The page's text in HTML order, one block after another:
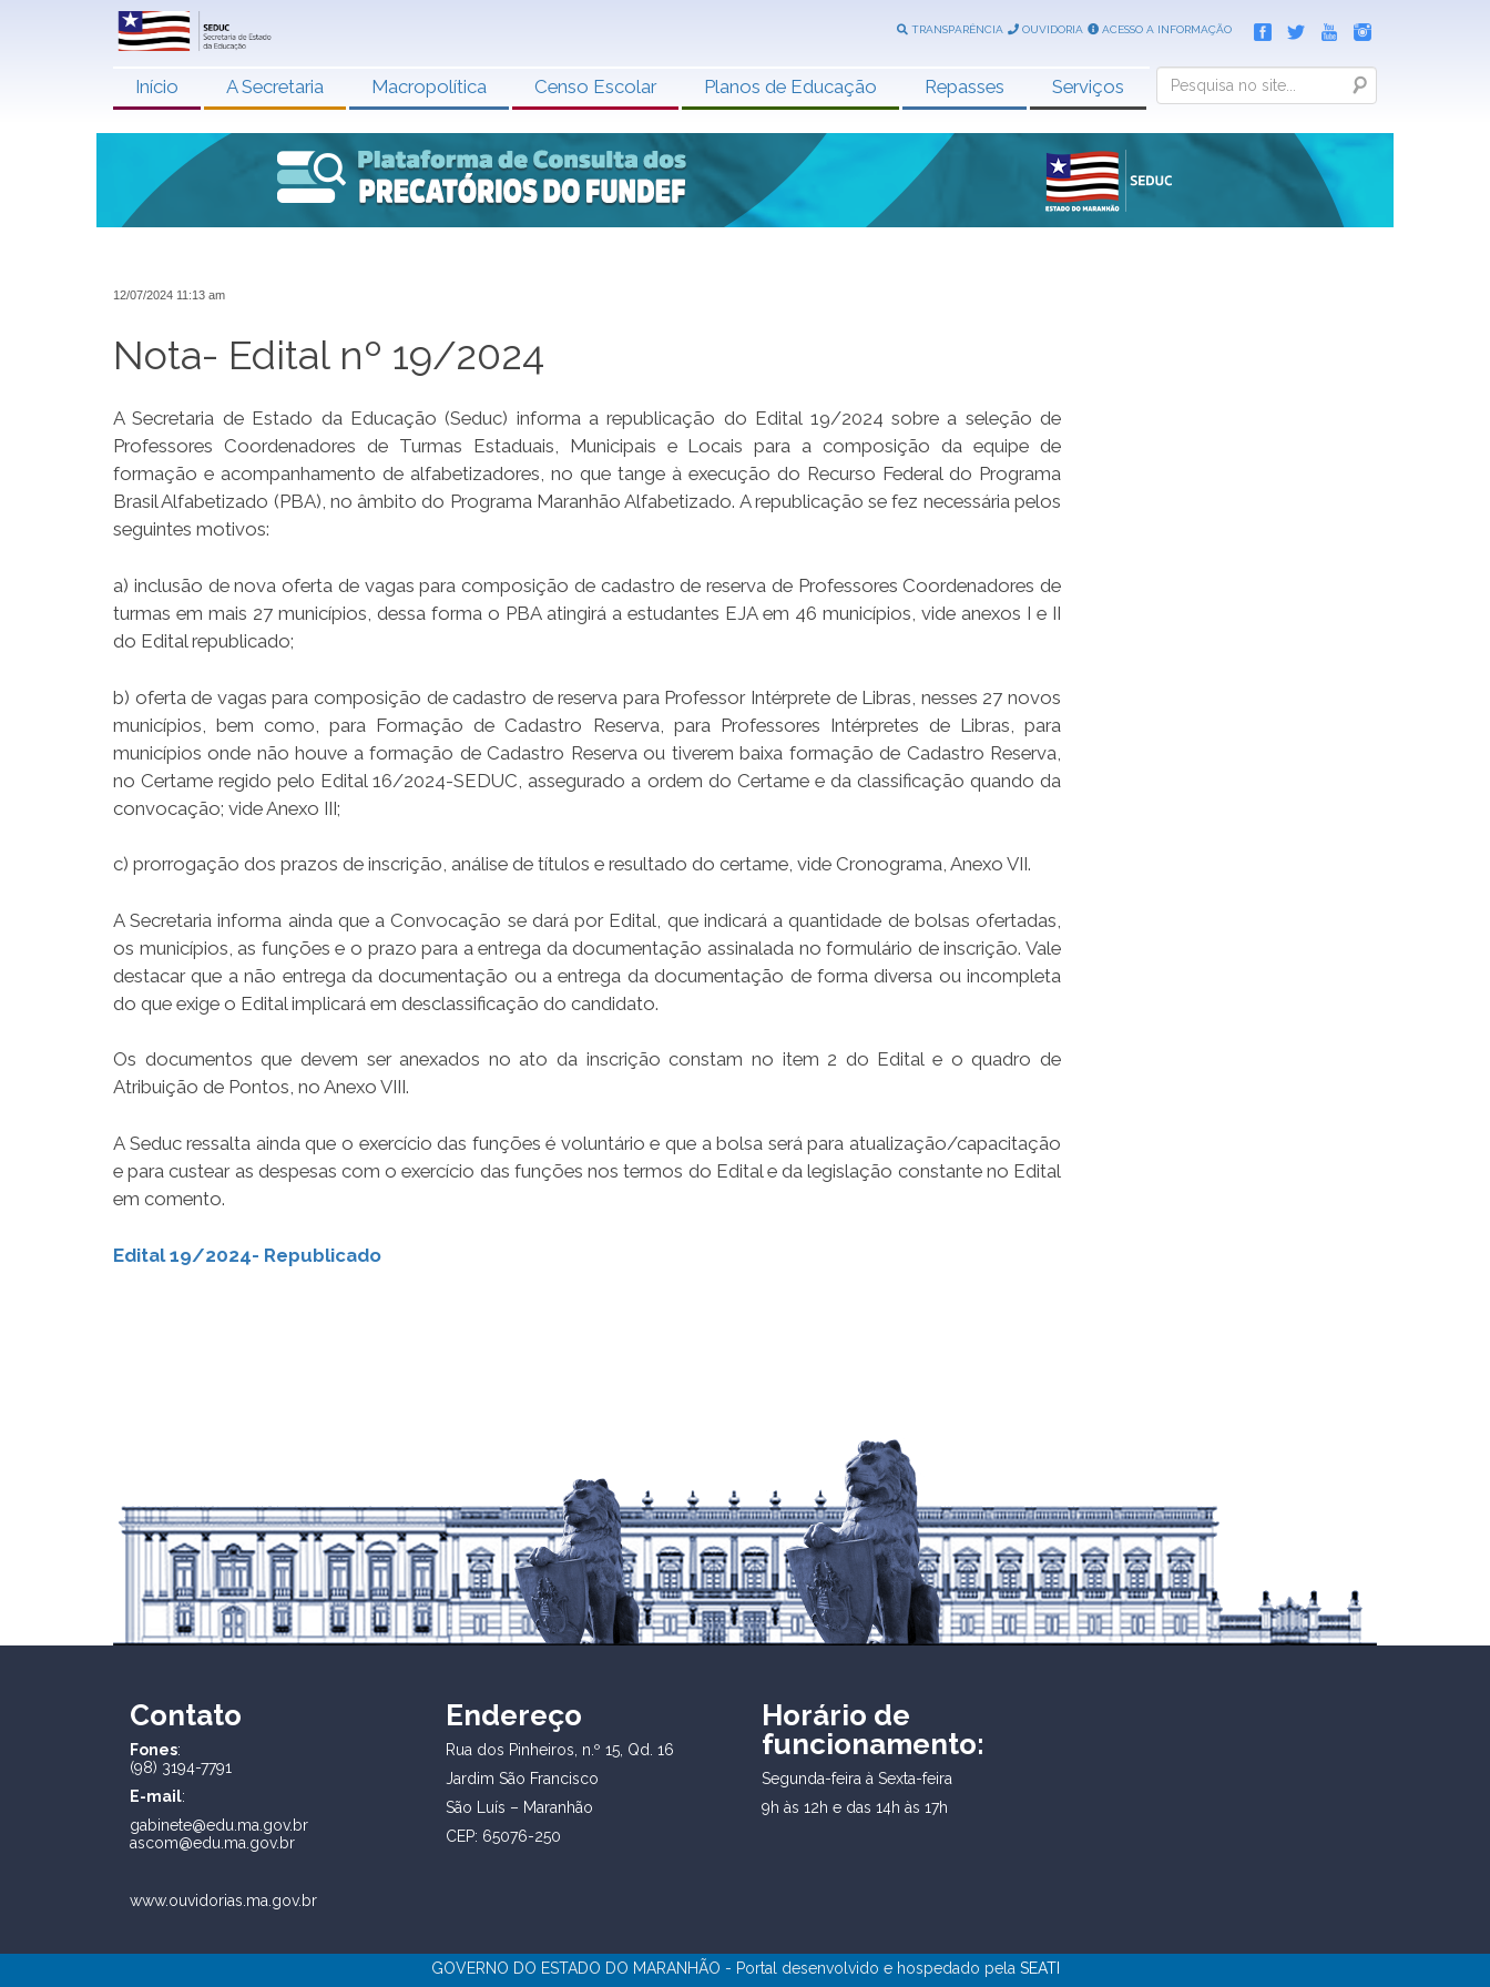
TRANSPARÊNCIA OUVIDORIA ACESSO A INFORMAÇÃO
Início A Secretaria Macropolítica Censo Escolar Planos de Educação Repasses Serviços Search
12/07/2024 11:13 am
Nota- Edital nº 19/2024
A Secretaria de Estado da Educação (Seduc) informa a republicação do Edital 19/2024 sobre a seleção de
Professores Coordenadores de Turmas Estaduais, Municipais e Locais para a composição da equipe de
formação e acompanhamento de alfabetizadores, no que tange à execução do Recurso Federal do Programa
Brasil Alfabetizado (PBA), no âmbito do Programa Maranhão Alfabetizado. A republicação se fez necessária pelos
seguintes motivos:
a) inclusão de nova oferta de vagas para composição de cadastro de reserva de Professores Coordenadores de
turmas em mais 27 municípios, dessa forma o PBA atingirá a estudantes EJA em 46 municípios, vide anexos I e II
do Edital republicado;
b) oferta de vagas para composição de cadastro de reserva para Professor Intérprete de Libras, nesses 27 novos
municípios, bem como, para Formação de Cadastro Reserva, para Professores Intérpretes de Libras, para
municípios onde não houve a formação de Cadastro Reserva ou tiverem baixa formação de Cadastro Reserva,
no Certame regido pelo Edital 16/2024-SEDUC, assegurado a ordem do Certame e da classificação quando da
convocação; vide Anexo III;
c) prorrogação dos prazos de inscrição, análise de títulos e resultado do certame, vide Cronograma, Anexo VII.
A Secretaria informa ainda que a Convocação se dará por Edital, que indicará a quantidade de bolsas ofertadas,
os municípios, as funções e o prazo para a entrega da documentação assinalada no formulário de inscrição. Vale
destacar que a não entrega da documentação ou a entrega da documentação de forma diversa ou incompleta
do que exige o Edital implicará em desclassificação do candidato.
Os documentos que devem ser anexados no ato da inscrição constam no item 2 do Edital e o quadro de
Atribuição de Pontos, no Anexo VIII.
A Seduc ressalta ainda que o exercício das funções é voluntário e que a bolsa será para atualização/capacitação
e para custear as despesas com o exercício das funções nos termos do Edital e da legislação constante no Edital
em comento.
Edital 19/2024- Republicado
Contato
Fones:
(98) 3194-7791
E-mail:
gabinete@edu.ma.gov.br
ascom@edu.ma.gov.br
www.ouvidorias.ma.gov.br
Endereço
Rua dos Pinheiros, n.º 15, Qd. 16
Jardim São Francisco
São Luís – Maranhão
CEP: 65076-250
Horário de
funcionamento:
Segunda-feira à Sexta-feira
9h às 12h e das 14h às 17h
GOVERNO DO ESTADO DO MARANHÃO - Portal desenvolvido e hospedado pela SEATI